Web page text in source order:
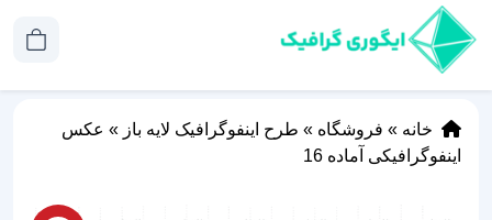
خانه » فروشگاه » طرح اینفوگرافیک لایه باز » عکس
اینفوگرافیکی آماده 16